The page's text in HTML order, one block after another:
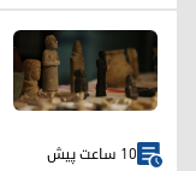
10 ساعت پیش